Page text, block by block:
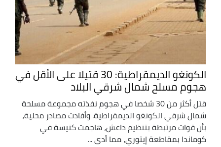
الكونغو الديمقراطية: 30 قتيلا على الأقل في
هجوم مسلح شمال شرقي البلاد
قتل أكثر من 30 شخصا في هجوم نفذته مجموعة مسلحة
شمال شرقي الكونغو الديمقراطية. وأفادت مصادر محلية،
بأن قوات مرتبطة بتنظيم داعش، هاجمت كنيسة في
كوماندا بمقاطعة إيتوري، مما أدى ...